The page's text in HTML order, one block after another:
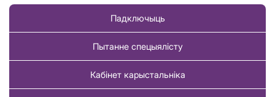
Падключыць
Пытанне спецыялісту
Кабінет карыстальніка